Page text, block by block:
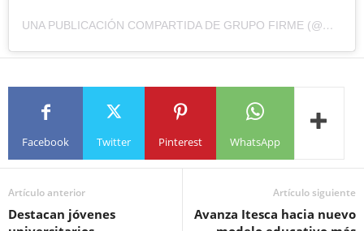
UNA PUBLICACIÓN COMPARTIDA DE GRUPO FIRME (@GRUPOFIRME)
Facebook Twitter Pinterest WhatsApp
Artículo anterior
Destacan jóvenes
Artículo siguiente
Avanza Itesca hacia nuevo